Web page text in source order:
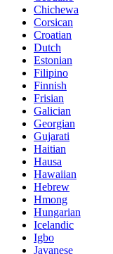
Chichewa
Corsican
Croatian
Dutch
Estonian
Filipino
Finnish
Frisian
Galician
Georgian
Gujarati
Haitian
Hausa
Hawaiian
Hebrew
Hmong
Hungarian
Icelandic
Igbo
Javanese